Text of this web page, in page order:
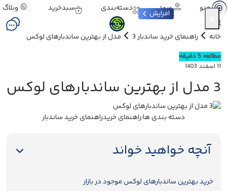
منو ورود دسته‌بندی سبدخرید وبلاگ
خانه راهنمای خرید ساندبار3 مدل از بهترین ساندبارهای لوکس
مطالعه 5 دقیقه
11 اسفند 1403
3 مدل از بهترین ساندبارهای لوکس
دسته بندی ها:راهنمای خریدراهنمای خرید ساندبار
آنچه خواهید خواند
خرید بهترین ساندبارهای لوکس موجود در بازار
افزایش